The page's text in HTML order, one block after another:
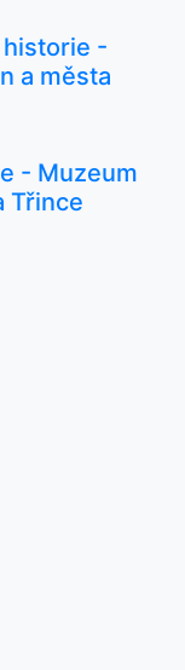
-
a města
- Muzeum
Třince